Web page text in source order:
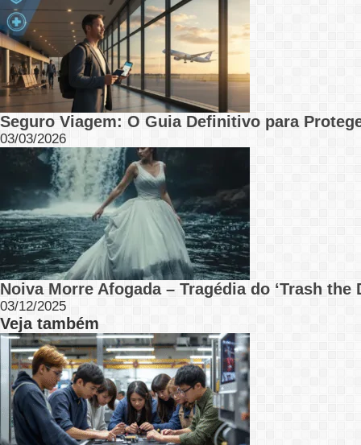
Seguro Viagem: O Guia Definitivo para
03/03/2026
Noiva Morre Afogada – Tragédia do ‘Trash
03/12/2025
Veja também